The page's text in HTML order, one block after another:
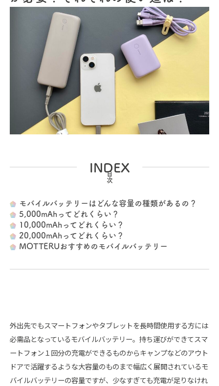
INDEX
モバイルバッテリーはどんな容量の種類があるの？
5,000mAhってどれくらい？
10,000mAhってどれくらい？
20,000mAhってどれくらい？
MOTTERUおすすめのモバイルバッテリー
外出先でもスマートフォンやタブレットを長時間使用する方には
必需品となっているモバイルバッテリー。持ち運びができてスマ
ートフォン１回分の充電ができるものからキャンプなどのアウト
ドアで活躍するような大容量のものまで幅広く展開されているモ
バイルバッテリーの容量ですが、少なすぎても充電が足りなけれ